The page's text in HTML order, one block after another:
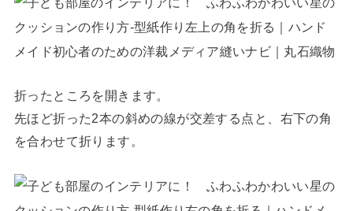
折ったところを開きます。
先ほど折った2本の斜めの線が交差する点と、右下の角
を合わせて折ります。